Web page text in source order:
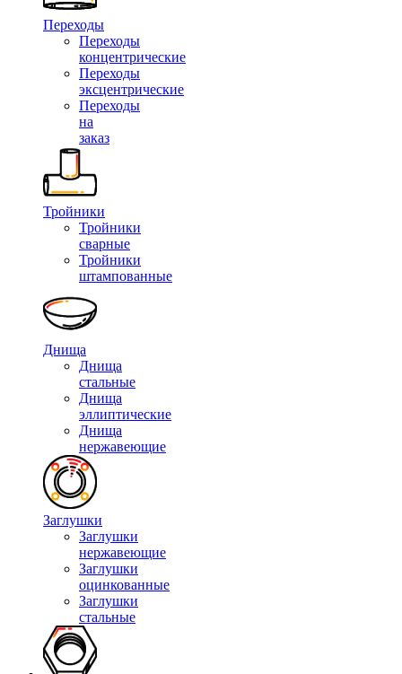
Переходы
Переходы
концентрические
Переходы
эксцентрические
Переходы
на
заказ
Тройники
Тройники
сварные
Тройники
штампованные
Днища
Днища
стальные
Днища
эллиптические
Днища
нержавеющие
Заглушки
Заглушки
нержавеющие
Заглушки
оцинкованные
Заглушки
стальные